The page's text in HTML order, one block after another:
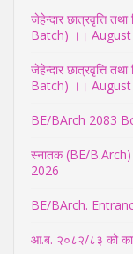
जेहेन्दार छात्रवृत्ति
Batch) ।।
जेहेन्दार छात्रवृत्ति
Batch) ।।
BE/BArch 2083
स्नातक (BE/B.Arch)
2026
BE/BArch.
आ.ब. २०८२/८३ को